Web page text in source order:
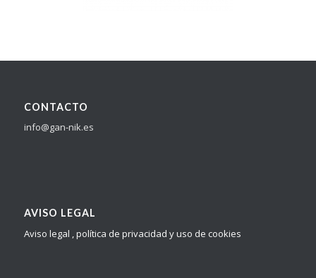
CONTACTO
info@gan-nik.es
AVISO LEGAL
Aviso legal , política de privacidad y uso de cookies